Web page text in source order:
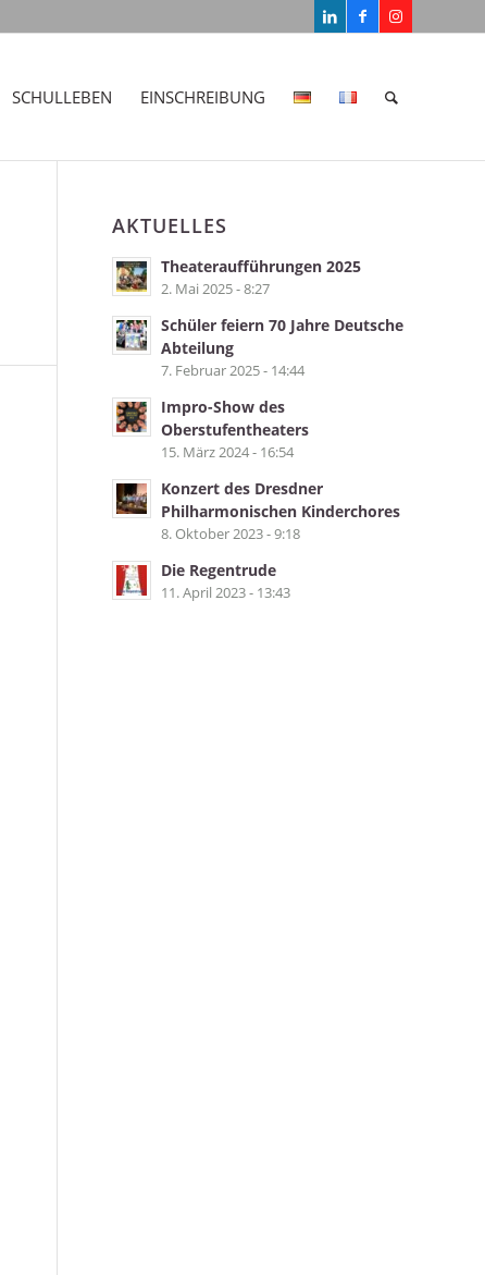
SCHULLEBEN EINSCHREIBUNG
AKTUELLES
Theateraufführungen 2025
2. Mai 2025 - 8:27
Schüler feiern 70 Jahre Deutsche
Abteilung
7. Februar 2025 - 14:44
Impro-Show des
Oberstufentheaters
15. März 2024 - 16:54
Konzert des Dresdner
Philharmonischen Kinderchores
8. Oktober 2023 - 9:18
Die Regentrude
11. April 2023 - 13:43